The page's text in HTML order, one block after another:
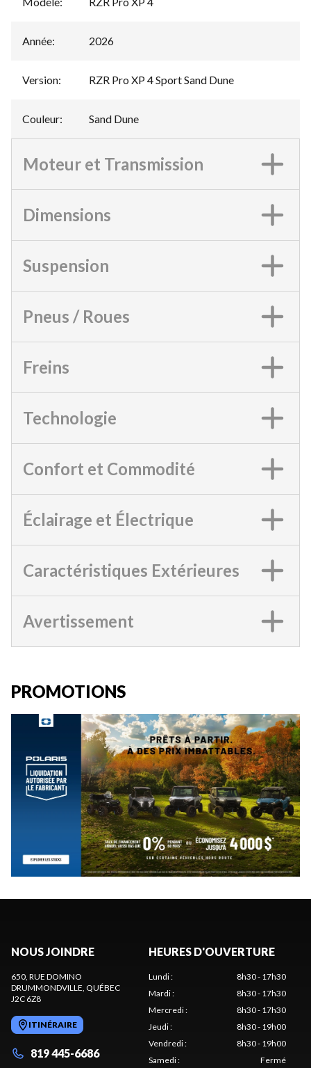
Année: 2026
Version: RZR Pro XP 4 Sport Sand Dune
Couleur: Sand Dune
Moteur et Transmission
Dimensions
Suspension
Pneus / Roues
Freins
Technologie
Confort et Commodité
Éclairage et Électrique
Caractéristiques Extérieures
Avertissement
PROMOTIONS
NOUS JOINDRE
650, RUE DOMINO
DRUMMONDVILLE, QUÉBEC
J2C 6Z8
ITINÉRAIRE
819 445-6686
HEURES D'OUVERTURE
Lundi:
8h30 - 17h30
Mardi:
8h30 - 17h30
Mercredi:
8h30 - 17h30
Jeudi:
8h30 - 19h00
Vendredi:
8h30 - 19h00
Samedi: Fermé